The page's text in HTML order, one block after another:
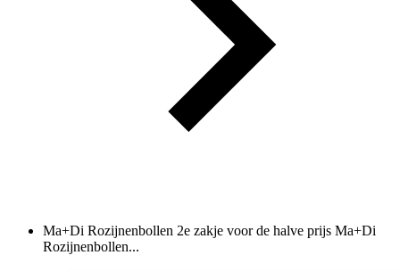
Ma+Di Rozijnenbollen 2e zakje voor de halve prijs Ma+Di
Rozijnenbollen...